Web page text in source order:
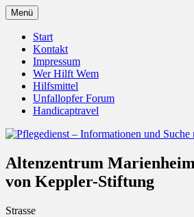
Zum
Inhalt
springen
Pflegedienst –
und Suche nach
Unfallopfer – Hilfswerk
Menü
Start
Kontakt
Impressum
Wer Hilft Wem
Hilfsmittel
Unfallopfer Forum
Handicaptravel
Altenzentrum
von Keppler-Stiftung
Strasse